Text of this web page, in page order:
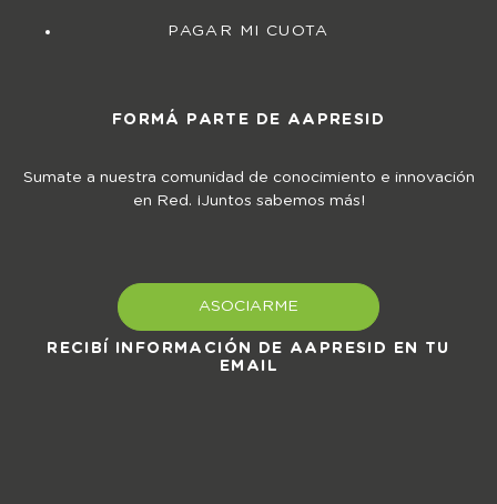
PAGAR MI CUOTA
FORMÁ PARTE DE AAPRESID
Sumate a nuestra comunidad de conocimiento e innovación
en Red. ¡Juntos sabemos más!
ASOCIARME
RECIBÍ INFORMACIÓN DE AAPRESID EN TU
EMAIL